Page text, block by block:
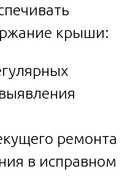
крыши:
ремонта
в исправном